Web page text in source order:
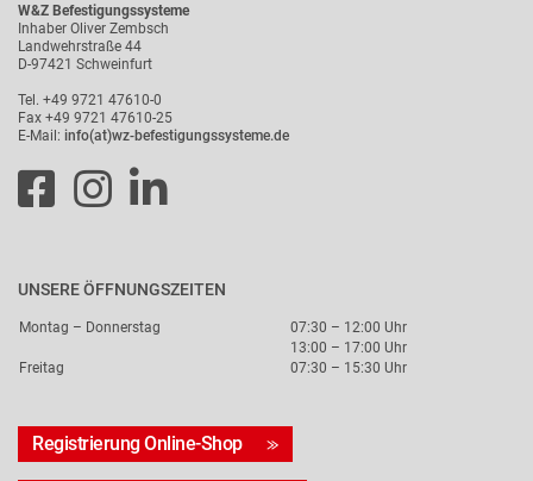
W&Z Befestigungssysteme
Inhaber Oliver Zembsch
Landwehrstraße 44
D-97421 Schweinfurt
Tel. +49 9721 47610-0
Fax +49 9721 47610-25
E-Mail: info(at)wz-befestigungssysteme.de
UNSERE ÖFFNUNGSZEITEN
Montag – Donnerstag
07:30 – 12:00 Uhr
13:00 – 17:00 Uhr
Freitag
07:30 – 15:30 Uhr
Registrierung Online-Shop